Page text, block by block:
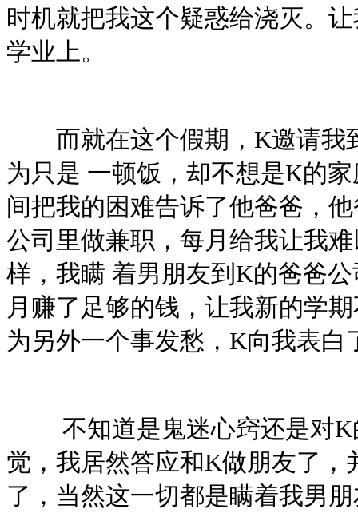
时机就把我这个疑惑给浇灭。
学业上。
而就在这个假期，K邀请我
为只是 一顿饭，却不想是K的
间把我的困难告诉了他爸爸，
公司里做兼职，每月给我让我
样，我瞒 着男朋友到K的爸爸
月赚了足够的钱，让我新的学
为另外一个事发愁，K向我表
不知道是鬼迷心窍还是对K
觉，我居然答应和K做朋友了，
了，当然这一切都是瞒着我男